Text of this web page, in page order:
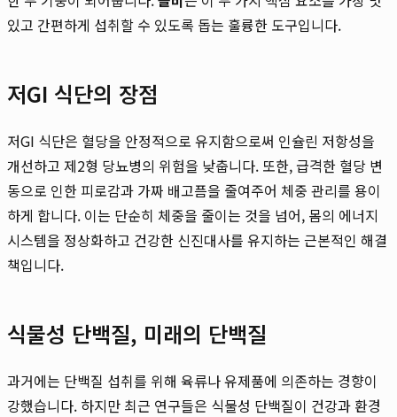
있고 간편하게 섭취할 수 있도록 돕는 훌륭한 도구입니다.
저GI 식단의 장점
저GI 식단은 혈당을 안정적으로 유지함으로써 인슐린 저항성을
개선하고 제2형 당뇨병의 위험을 낮춥니다. 또한, 급격한 혈당 변
동으로 인한 피로감과 가짜 배고픔을 줄여주어 체중 관리를 용이
하게 합니다. 이는 단순히 체중을 줄이는 것을 넘어, 몸의 에너지
시스템을 정상화하고 건강한 신진대사를 유지하는 근본적인 해결
책입니다.
식물성 단백질, 미래의 단백질
과거에는 단백질 섭취를 위해 육류나 유제품에 의존하는 경향이
강했습니다. 하지만 최근 연구들은 식물성 단백질이 건강과 환경